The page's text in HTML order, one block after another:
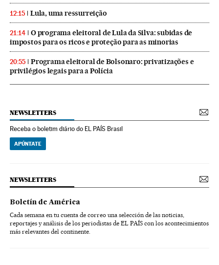
12:15 Lula, uma ressurreição
21:14
O programa eleitoral de Lula da Silva: subidas de
impostos para os ricos e proteção para as minorias
20:55
Programa eleitoral de Bolsonaro: privatizações e
privilégios legais para a Polícia
NEWSLETTERS
Receba o boletim diário do EL PAÍS Brasil
APÚNTATE
NEWSLETTERS
Boletín de América
Cada semana en tu cuenta de correo una selección de las noticias,
reportajes y análisis de los periodistas de EL PAÍS con los acontecimientos
más relevantes del continente.